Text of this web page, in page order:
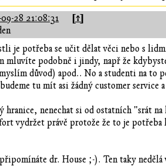
28 21:08:31 [↑]
je potřeba se učit dělat věci nebo s
mluvíte podobně i jindy, např že
důvod) apod.. No a studenti na
tu mít asi žádný customer
hranice, nenechat si od ostatních "srát
vydržet právě protože že to je
dr. House ;-). Ten taky nedělá